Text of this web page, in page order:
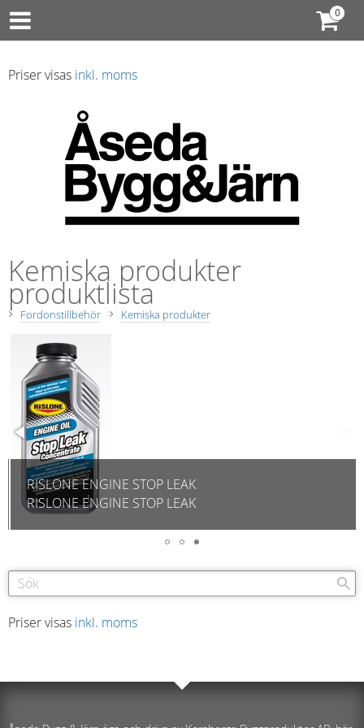
Priser visas inkl. moms
Kemiska produkter
produktlista
Fordonstillbehör Kemiska produkter
RISLONE ENGINE STOP LEAK
RISLONE ENGINE STOP LEAK
Priser visas inkl. moms